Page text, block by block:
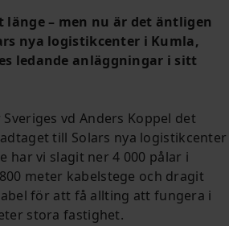
– men nu är det äntligen
nya logistikcenter i Kumla,
ledande anläggningar i sitt
vd Anders Koppel det
till Solars nya logistikcenter
har vi slagit ner 4 000 pålar i
meter kabelstege och dragit
för att få allting att fungera i
stora fastighet.